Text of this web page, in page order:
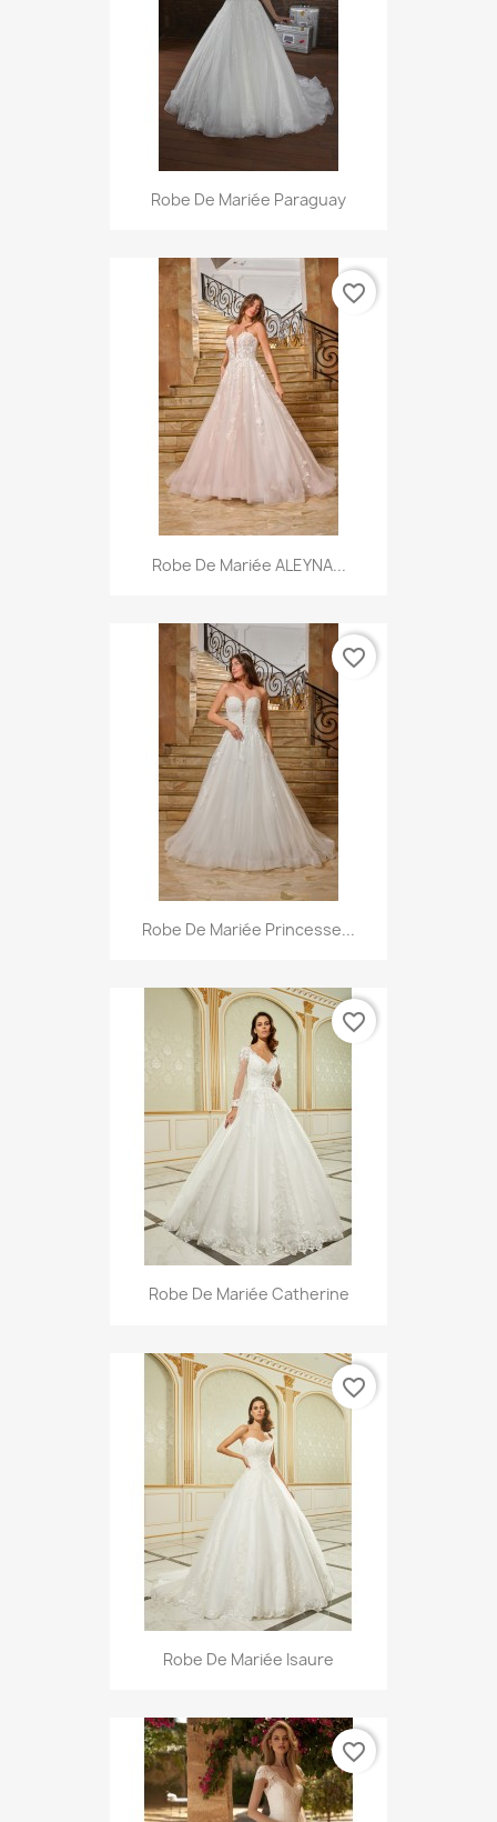
Robe De Mariée Paraguay
Robe De Mariée ALEYNA...
favorite_border
Robe De Mariée Princesse...
favorite_border
Robe De Mariée Catherine
favorite_border
Robe De Mariée Isaure
favorite_border
favorite_border